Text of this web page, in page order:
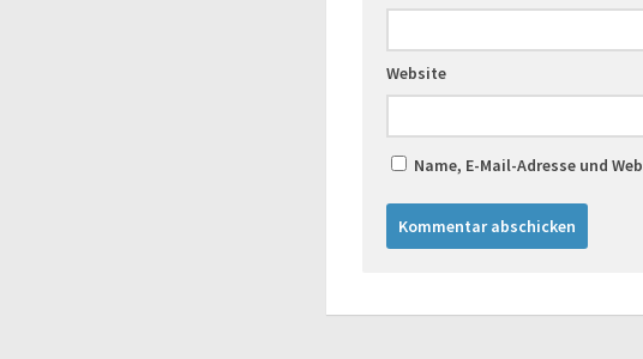
Website
Name, E-Mail-Adresse und